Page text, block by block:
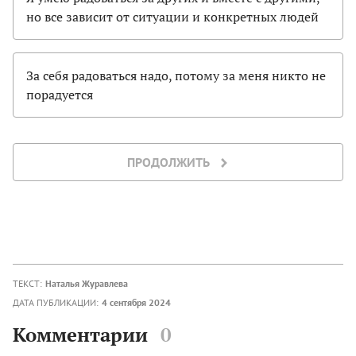
но все зависит от ситуации и конкретных людей
За себя радоваться надо, потому за меня никто не
порадуется
ПРОДОЛЖИТЬ
ТЕКСТ: Наталья Журавлева
ДАТА ПУБЛИКАЦИИ: 4 сентября 2024
Комментарии 0